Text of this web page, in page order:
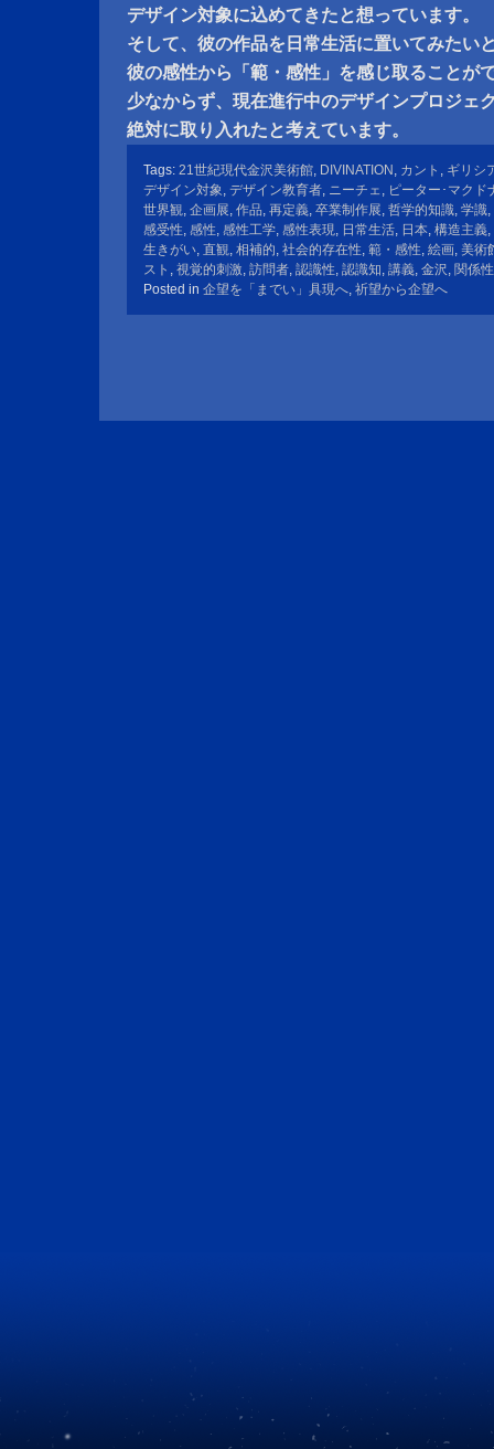
デザイン対象に込めてきたと想っています。
そして、彼の作品を日常生活に置いてみたい
彼の感性から「範・感性」を感じ取ることが
少なからず、現在進行中のデザインプロジェ
絶対に取り入れたと考えています。
Tags: 21世紀現代金沢美術館, DIVINATION , カント , ギリシ
デザイン対象, デザイン教育者, ニーチェ, ピーター･マクド
世界観, 企画展, 作品, 再定義, 卒業制作展, 哲学的知識, 学識,
感受性, 感性, 感性工学, 感性表現, 日常生活, 日本, 構造主義,
生きがい, 直観, 相補的, 社会的存在性, 範・感性, 絵画, 美術
スト , 視覚的刺激, 訪問者, 認識性, 認識知, 講義, 金沢, 関係性
Posted in 企望を「までい」具現へ, 祈望から企望へ